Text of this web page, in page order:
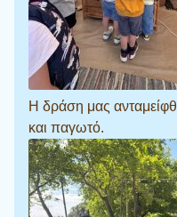
Η δράση μας
και παγωτό.